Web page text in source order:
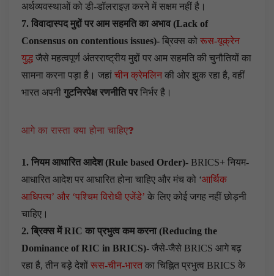
अर्थव्यवस्थाओं को डी-डॉलराइज़ करने में सक्षम नहीं है।
7. विवादास्पद मुद्दों पर आम सहमति का अभाव (Lack of
Consensus on contentious issues)- ब्रिक्स को रूस-यूक्रेन
युद्ध जैसे महत्वपूर्ण अंतरराष्ट्रीय मुद्दों पर आम सहमति की चुनौतियों का
सामना करना पड़ा है। जहां चीन क्रेमलिन की ओर झुक रहा है, वहीं
भारत अपनी गुटनिरपेक्ष रणनीति परनिर्भर है।
आगे का रास्ता क्या होना चाहिए?
1. नियम आधारित आदेश (Rule based Order)- BRICS+ नियम-
आधारित आदेश पर आधारित होना चाहिए और मंच को ‘आर्थिक
आधिपत्य’ और ‘पश्चिम विरोधी एजेंडे’ के लिए कोई जगह नहीं छोड़नी
चाहिए।
2. ब्रिक्स में RIC का प्रभुत्व कम करना (Reducing the
Dominance of RIC in BRICS)- जैसे-जैसे BRICS आगे बढ़
रहा है, तीन बड़े देशों रूस-चीन-भारत का चिह्नित प्रभुत्व BRICS के